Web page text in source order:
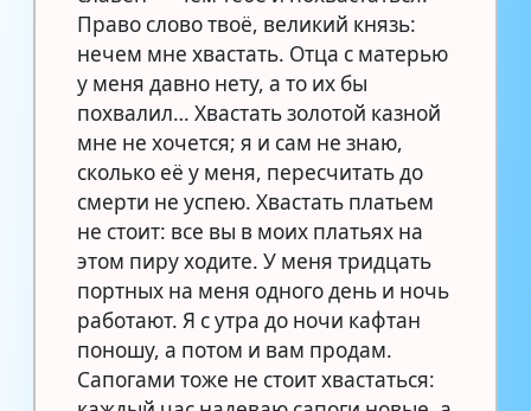
Право слово твоё, великий князь:
нечем мне хвастать. Отца с матерью
у меня давно нету, а то их бы
похвалил… Хвастать золотой казной
мне не хочется; я и сам не знаю,
сколько её у меня, пересчитать до
смерти не успею. Хвастать платьем
не стоит: все вы в моих платьях на
этом пиру ходите. У меня тридцать
портных на меня одного день и ночь
работают. Я с утра до ночи кафтан
поношу, а потом и вам продам.
Сапогами тоже не стоит хвастаться: